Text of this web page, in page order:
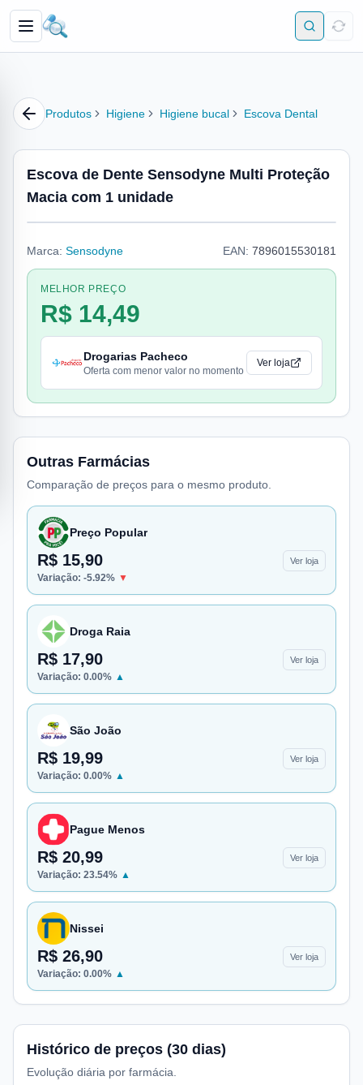
Produtos Higiene Higiene bucal Escova Dental
Escova de Dente Sensodyne Multi Proteção
Macia com 1 unidade
Marca: Sensodyne EAN: 7896015530181
MELHOR PREÇO
R$ 14,49
Drogarias Pacheco
Oferta com menor valor no momento
Ver loja
Outras Farmácias
Comparação de preços para o mesmo produto.
Preço Popular
R$ 15,90 Ver loja
Variação: -5.92% ▼
Droga Raia
R$ 17,90 Ver loja
Variação: 0.00% ▲
São João
R$ 19,99 Ver loja
Variação: 0.00% ▲
Pague Menos
R$ 20,99 Ver loja
Variação: 23.54% ▲
Nissei
R$ 26,90 Ver loja
Variação: 0.00% ▲
Histórico de preços (30 dias)
Evolução diária por farmácia.